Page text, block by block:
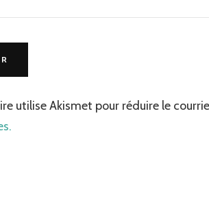
utilise Akismet pour réduire le